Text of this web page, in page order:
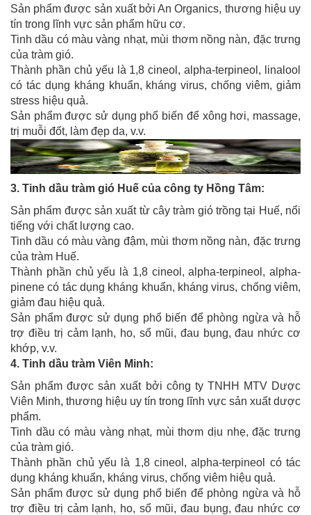
Sản phẩm được sản xuất bởi An Organics, thương hiệu uy
tín trong lĩnh vực sản phẩm hữu cơ.
Tinh dầu có màu vàng nhạt, mùi thơm nồng nàn, đặc trưng
của tràm gió.
Thành phần chủ yếu là 1,8 cineol, alpha-terpineol, linalool
có tác dụng kháng khuẩn, kháng virus, chống viêm, giảm
stress hiệu quả.
Sản phẩm được sử dụng phổ biến để xông hơi, massage,
trị muỗi đốt, làm đẹp da, v.v.
3. Tinh dầu tràm gió Huế của công ty Hồng Tâm:
Sản phẩm được sản xuất từ cây tràm gió trồng tại Huế, nổi
tiếng với chất lượng cao.
Tinh dầu có màu vàng đậm, mùi thơm nồng nàn, đặc trưng
của tràm Huế.
Thành phần chủ yếu là 1,8 cineol, alpha-terpineol, alpha-
pinene có tác dụng kháng khuẩn, kháng virus, chống viêm,
giảm đau hiệu quả.
Sản phẩm được sử dụng phổ biến để phòng ngừa và hỗ
trợ điều trị cảm lạnh, ho, sổ mũi, đau bụng, đau nhức cơ
khớp, v.v.
4. Tinh dầu tràm Viên Minh:
Sản phẩm được sản xuất bởi công ty TNHH MTV Dược
Viên Minh, thương hiệu uy tín trong lĩnh vực sản xuất dược
phẩm.
Tinh dầu có màu vàng nhạt, mùi thơm dịu nhẹ, đặc trưng
của tràm gió.
Thành phần chủ yếu là 1,8 cineol, alpha-terpineol có tác
dụng kháng khuẩn, kháng virus, chống viêm hiệu quả.
Sản phẩm được sử dụng phổ biến để phòng ngừa và hỗ
trợ điều trị cảm lạnh, ho, sổ mũi, đau bụng, đau nhức cơ